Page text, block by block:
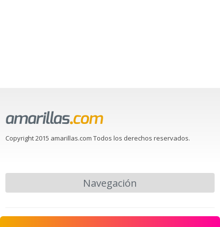
Copyright 2015 amarillas.com Todos los derechos reservados.
Navegación